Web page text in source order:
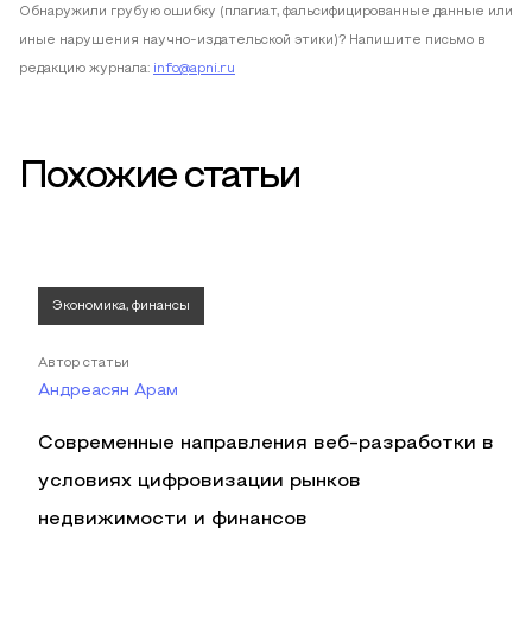
Обнаружили грубую ошибку (плагиат, фальсифицированные данные или
иные нарушения научно-издательской этики)? Напишите письмо в
редакцию журнала: info@apni.ru
Похожие статьи
Экономика, финансы
Автор статьи
Андреасян Арам
Современные направления веб-разработки в
условиях цифровизации рынков
недвижимости и финансов